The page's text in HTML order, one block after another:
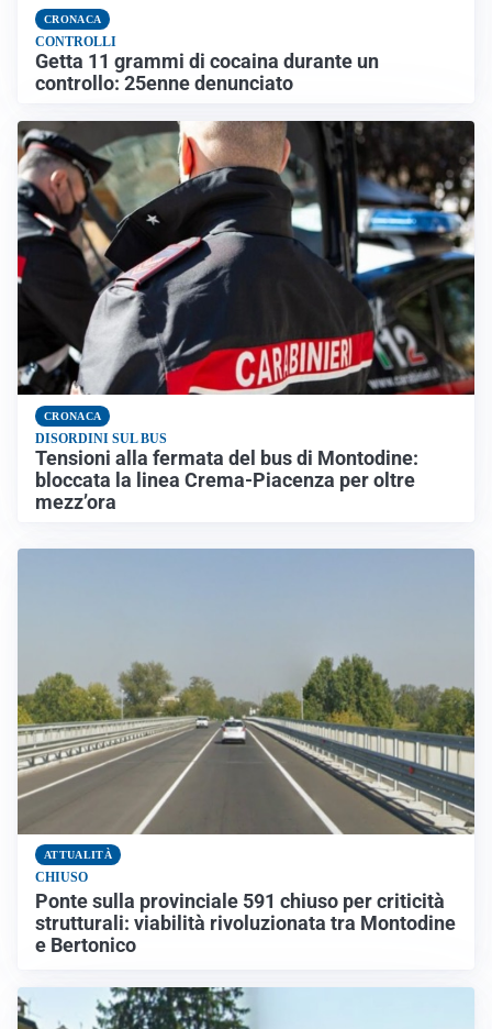
CRONACA
CONTROLLI
Getta 11 grammi di cocaina durante un
controllo: 25enne denunciato
CRONACA
DISORDINI SUL BUS
Tensioni alla fermata del bus di Montodine:
bloccata la linea Crema-Piacenza per oltre
mezz’ora
ATTUALITÀ
CHIUSO
Ponte sulla provinciale 591 chiuso per criticità
strutturali: viabilità rivoluzionata tra Montodine
e Bertonico